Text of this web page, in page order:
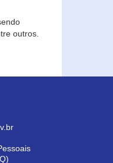
outros.